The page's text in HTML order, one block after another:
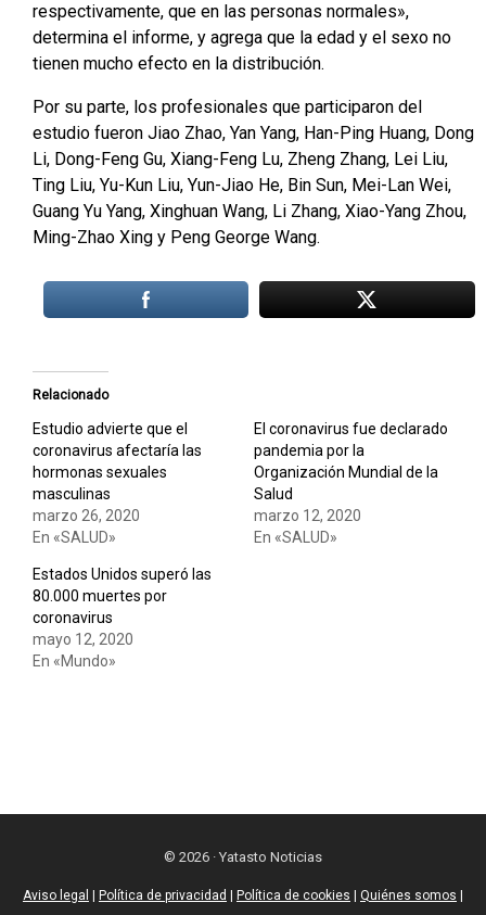
respectivamente, que en las personas normales»,
determina el informe, y agrega que la edad y el sexo no
tienen mucho efecto en la distribución.
Por su parte, los profesionales que participaron del
estudio fueron Jiao Zhao, Yan Yang, Han-Ping Huang, Dong
Li, Dong-Feng Gu, Xiang-Feng Lu, Zheng Zhang, Lei Liu,
Ting Liu, Yu-Kun Liu, Yun-Jiao He, Bin Sun, Mei-Lan Wei,
Guang Yu Yang, Xinghuan Wang, Li Zhang, Xiao-Yang Zhou,
Ming-Zhao Xing y Peng George Wang.
Relacionado
Estudio advierte que el
coronavirus afectaría las
hormonas sexuales
masculinas
marzo 26, 2020
En «SALUD»
El coronavirus fue declarado
pandemia por la
Organización Mundial de la
Salud
marzo 12, 2020
En «SALUD»
Estados Unidos superó las
80.000 muertes por
coronavirus
mayo 12, 2020
En «Mundo»
© 2026 · Yatasto Noticias
Aviso legal Política de privacidad Política de cookies Quiénes somos